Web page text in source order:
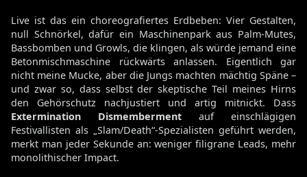
Live ist das ein choreografiertes Erdbeben: Vier Gestalten,
null Schnörkel, dafür ein Maschinenpark aus Palm-Mutes,
Bassbomben und Growls, die klingen, als würde jemand eine
Betonmischmaschine rückwärts anlassen. Eigentlich gar
nicht meine Mucke, aber die Jungs machten mächtig Späne –
und zwar so, dass selbst der skeptische Teil meines Hirns
den Gehörschutz nachjustiert und artig mitnickt. Dass
Extermination Dismemberment auf einschlägigen
Festivallisten als „Slam/Death“-Spezialisten geführt werden,
merkt man jeder Sekunde an: weniger filigrane Leads, mehr
monolithischer Impact.